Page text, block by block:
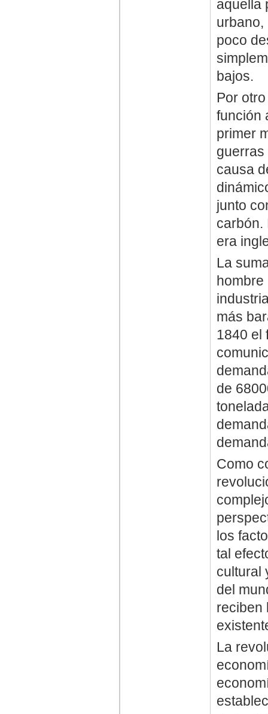
aquella
urbano,
poco
bajos.
Por
función
primer
guerras
causa
junto
carbón.
era
La
más
1840 el
de
Como
los
tal
cultural
del
reciben
La